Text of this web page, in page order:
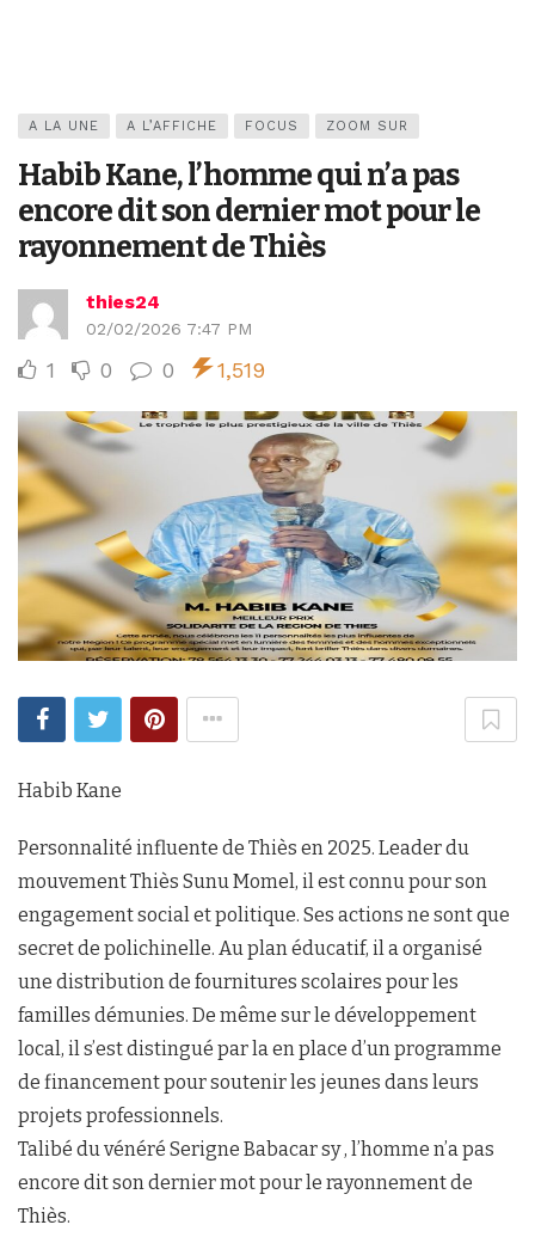
A LA UNE A L’AFFICHE FOCUS ZOOM SUR
Habib Kane, l’homme qui n’a pas
encore dit son dernier mot pour le
rayonnement de Thiès
thies24
02/02/2026 7:47 PM
1 0 0 1,519
Habib Kane
Personnalité influente de Thiès en 2025. Leader du
mouvement Thiès Sunu Momel, il est connu pour son
engagement social et politique. Ses actions ne sont que
secret de polichinelle. Au plan éducatif, il a organisé
une distribution de fournitures scolaires pour les
familles démunies. De même sur le développement
local, il s’est distingué par la en place d’un programme
de financement pour soutenir les jeunes dans leurs
projets professionnels.
Talibé du vénéré Serigne Babacar sy , l’homme n’a pas
encore dit son dernier mot pour le rayonnement de
Thiès.